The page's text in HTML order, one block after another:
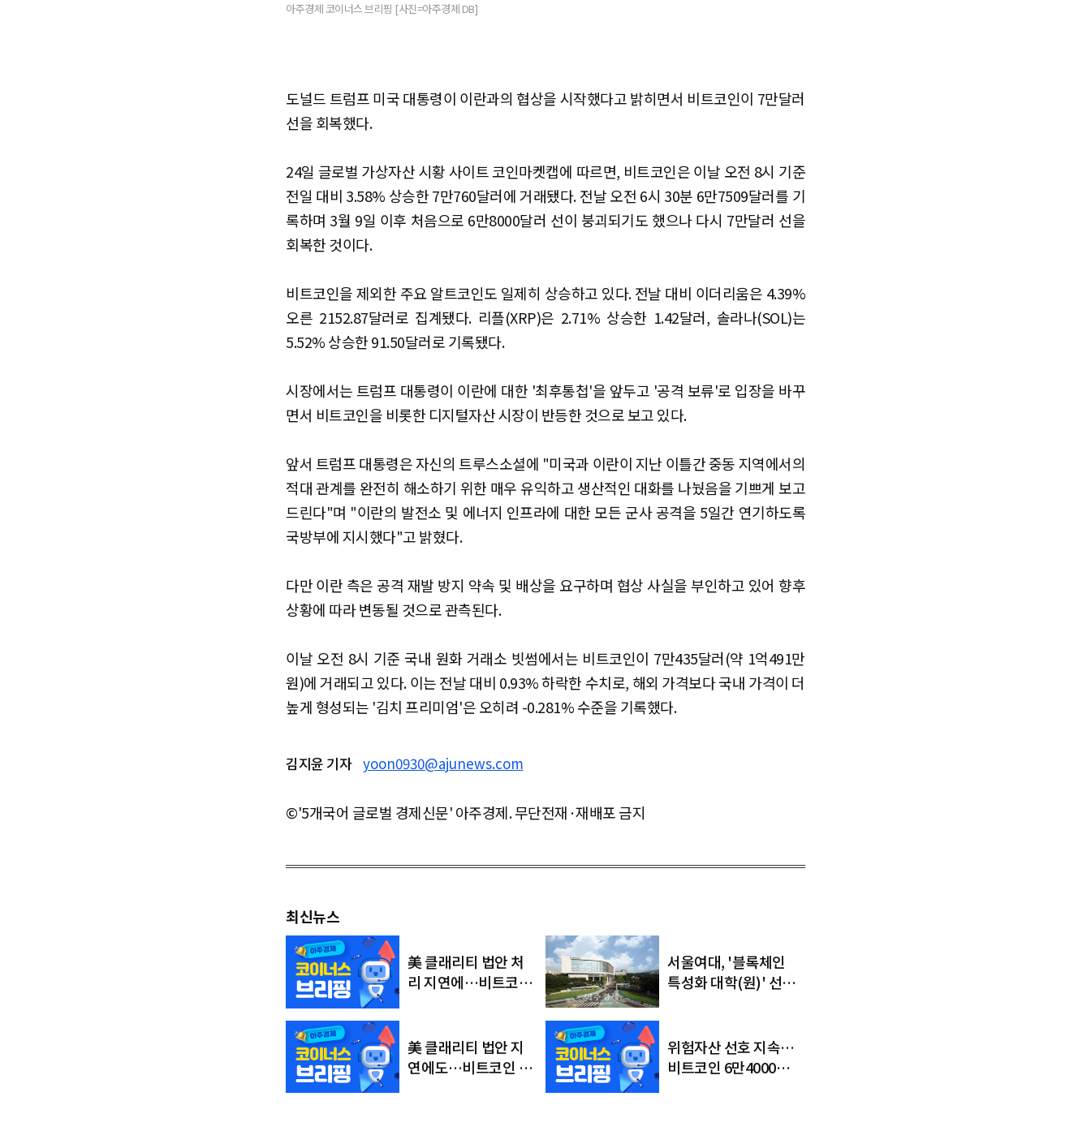
아주경제 코이너스 브리핑 [사진=아주경제 DB]
도널드 트럼프 미국 대통령이 이란과의 협상을 시작했다고 밝히면서 비트코인이 7만달러
선을 회복했다.
24일 글로벌 가상자산 시황 사이트 코인마켓캡에 따르면, 비트코인은 이날 오전 8시 기준
전일 대비 3.58% 상승한 7만760달러에 거래됐다. 전날 오전 6시 30분 6만7509달러를 기
록하며 3월 9일 이후 처음으로 6만8000달러 선이 붕괴되기도 했으나 다시 7만달러 선을
회복한 것이다.
비트코인을 제외한 주요 알트코인도 일제히 상승하고 있다. 전날 대비 이더리움은 4.39%
오른 2152.87달러로 집계됐다. 리플(XRP)은 2.71% 상승한 1.42달러, 솔라나(SOL)는
5.52% 상승한 91.50달러로 기록됐다.
시장에서는 트럼프 대통령이 이란에 대한 '최후통첩'을 앞두고 '공격 보류'로 입장을 바꾸
면서 비트코인을 비롯한 디지털자산 시장이 반등한 것으로 보고 있다.
앞서 트럼프 대통령은 자신의 트루스소셜에 "미국과 이란이 지난 이틀간 중동 지역에서의
적대 관계를 완전히 해소하기 위한 매우 유익하고 생산적인 대화를 나눴음을 기쁘게 보고
드린다"며 "이란의 발전소 및 에너지 인프라에 대한 모든 군사 공격을 5일간 연기하도록
국방부에 지시했다"고 밝혔다.
다만 이란 측은 공격 재발 방지 약속 및 배상을 요구하며 협상 사실을 부인하고 있어 향후
상황에 따라 변동될 것으로 관측된다.
이날 오전 8시 기준 국내 원화 거래소 빗썸에서는 비트코인이 7만435달러(약 1억491만
원)에 거래되고 있다. 이는 전날 대비 0.93% 하락한 수치로, 해외 가격보다 국내 가격이 더
높게 형성되는 '김치 프리미엄'은 오히려 -0.281% 수준을 기록했다.
김지윤 기자 yoon0930@ajunews.com
©'5개국어 글로벌 경제신문' 아주경제. 무단전재·재배포 금지
최신뉴스
美 클래리티 법안 처
리 지연에…비트코인
서울여대, '블록체인
특성화 대학(원)' 선
美 클래리티 법안 지
연에도…비트코인 6
위험자산 선호 지속…
비트코인 6만4000달